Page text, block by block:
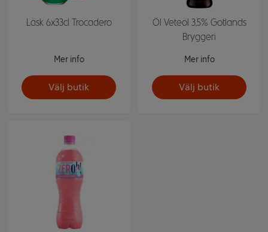
Läsk 6x33cl Trocadero
Mer info
Välj butik
Öl Veteöl 3,5% Gotlands
Bryggeri
Mer info
Välj butik